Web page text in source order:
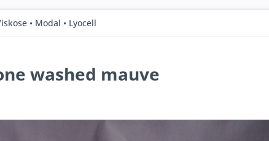
• Modal • Lyocell
washed mauve